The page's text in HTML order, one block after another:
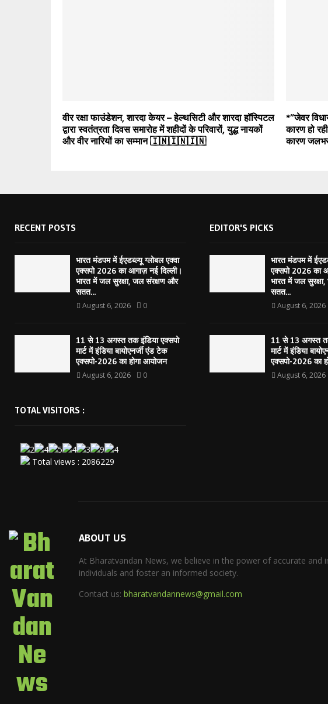
वीर रक्षा फाउंडेशन, शारदा केयर – हेल्थसिटी और शारदा हॉस्पिटल
द्वारा स्वतंत्रता दिवस समारोह में शहीदों के परिवारों, युद्ध नायकों
और वीर नारियों का सम्मान 🇮🇳🇮🇳🇮🇳
*”जेवर
कारण हो
कारण
RECENT POSTS
भारत मंडपम में ईएडब्ल्यू ग्लोबल एक्वा
एक्सपो 2026 का आगाज़ नई दिल्ली।
भारत में जल सुरक्षा, जल संरक्षण और
सतत...
August 6, 2026 0
11 से 13 अगस्त तक इंडिया एक्सपो
मार्ट में इंडिया बायोएनर्जी एंड टेक
एक्सपो-2026 का होगा आयोजन
August 6, 2026 0
TOTAL VISITORS :
Total views : 2086229
EDITOR'S PICKS
भारत मंडपम में
एक्सपो 2026 का
भारत में जल
सतत...
August 6, 2026
11 से 13 अगस्त
मार्ट में इंडिया
एक्सपो-2026 का
August 6, 2026
ABOUT US
At Bharatvandan News, we believe in the power of accurate
individuals and foster an informed society.
Contact us: bharatvandannews@gmail.com